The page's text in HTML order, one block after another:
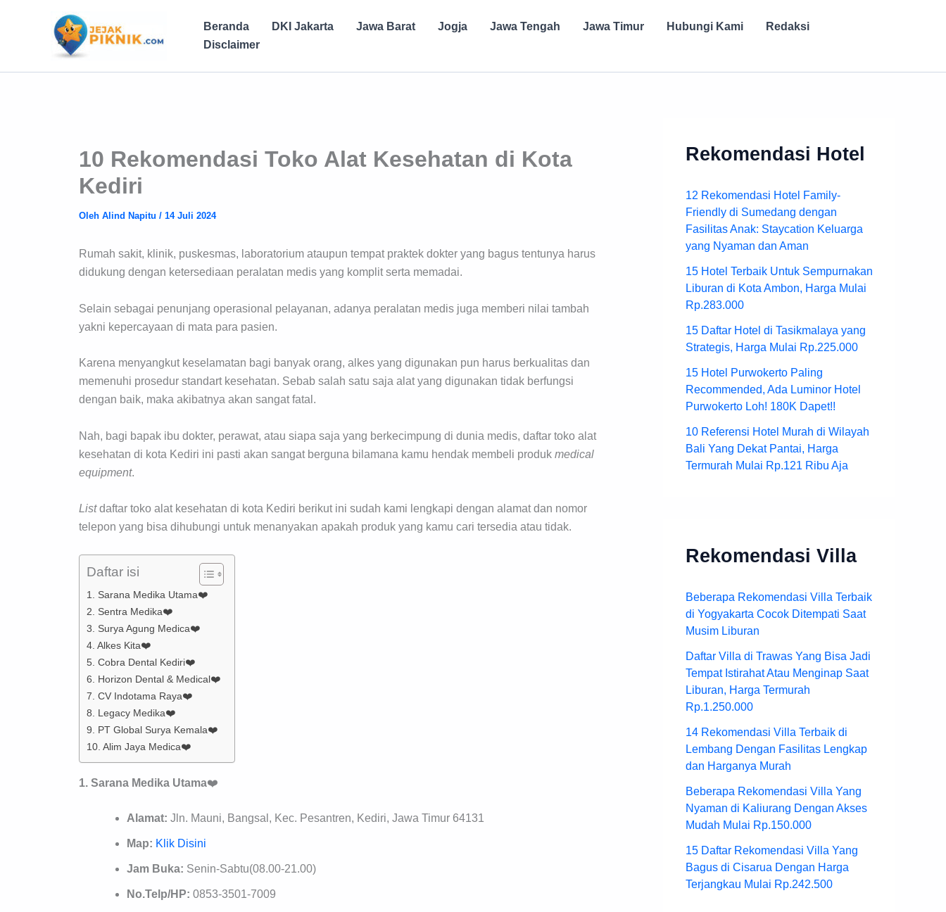
Beranda DKI Jakarta Jawa Barat Jogja Jawa Tengah Jawa Timur Hubungi Kami
Redaksi
Disclaimer
10 Rekomendasi Toko Alat Kesehatan di Kota
Kediri
Oleh Alind Napitu / 14 Juli 2024
Rumah sakit, klinik, puskesmas, laboratorium ataupun tempat praktek dokter yang bagus tentunya harus
didukung dengan ketersediaan peralatan medis yang komplit serta memadai.
Selain sebagai penunjang operasional pelayanan, adanya peralatan medis juga memberi nilai tambah
yakni kepercayaan di mata para pasien.
Karena menyangkut keselamatan bagi banyak orang, alkes yang digunakan pun harus berkualitas dan
memenuhi prosedur standart kesehatan. Sebab salah satu saja alat yang digunakan tidak berfungsi
dengan baik, maka akibatnya akan sangat fatal.
Nah, bagi bapak ibu dokter, perawat, atau siapa saja yang berkecimpung di dunia medis, daftar toko alat
kesehatan di kota Kediri ini pasti akan sangat berguna bilamana kamu hendak membeli produk medical
equipment.
Listdaftar toko alat kesehatan di kota Kediri berikut ini sudah kami lengkapi dengan alamat dan nomor
telepon yang bisa dihubungi untuk menanyakan apakah produk yang kamu cari tersedia atau tidak.
Daftar isi
1. Sarana Medika Utama❤️
2. Sentra Medika❤️
3. Surya Agung Medica❤️
4. Alkes Kita❤️
5. Cobra Dental Kediri❤️
6. Horizon Dental & Medical❤️
7. CV Indotama Raya❤️
8. Legacy Medika❤️
9. PT Global Surya Kemala❤️
10. Alim Jaya Medica❤️
1. Sarana Medika Utama❤️
Alamat: Jln. Mauni, Bangsal, Kec. Pesantren, Kediri, Jawa Timur 64131
Map: Klik Disini
Jam Buka: Senin-Sabtu(08.00-21.00)
No.Telp/HP: 0853-3501-7009
Rekomendasi Hotel
12 Rekomendasi Hotel Family-
Friendly di Sumedang dengan
Fasilitas Anak: Staycation Keluarga
yang Nyaman dan Aman
15 Hotel Terbaik Untuk Sempurnakan
Liburan di Kota Ambon, Harga Mulai
Rp.283.000
15 Daftar Hotel di Tasikmalaya yang
Strategis, Harga Mulai Rp.225.000
15 Hotel Purwokerto Paling
Recommended, Ada Luminor Hotel
Purwokerto Loh! 180K Dapet!!
10 Referensi Hotel Murah di Wilayah
Bali Yang Dekat Pantai, Harga
Termurah Mulai Rp.121 Ribu Aja
Rekomendasi Villa
Beberapa Rekomendasi Villa Terbaik
di Yogyakarta Cocok Ditempati Saat
Musim Liburan
Daftar Villa di Trawas Yang Bisa Jadi
Tempat Istirahat Atau Menginap Saat
Liburan, Harga Termurah
Rp.1.250.000
14 Rekomendasi Villa Terbaik di
Lembang Dengan Fasilitas Lengkap
dan Harganya Murah
Beberapa Rekomendasi Villa Yang
Nyaman di Kaliurang Dengan Akses
Mudah Mulai Rp.150.000
15 Daftar Rekomendasi Villa Yang
Bagus di Cisarua Dengan Harga
Terjangkau Mulai Rp.242.500